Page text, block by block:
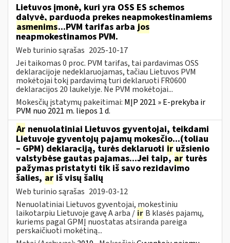
Lietuvos įmonė, kuri yra OSS ES schemos
dalyvė, parduoda prekes neapmokestinamiems
asmenims...PVM tarifas arba jos
neapmokestinamos PVM.
Web turinio sąrašas 2025-10-17
Jei taikomas 0 proc. PVM tarifas, tai pardavimas OSS
deklaracijoje nedeklaruojamas, tačiau Lietuvos PVM
mokėtojai tokį pardavimą turi deklaruoti FR0600
deklaracijos 20 laukelyje. Ne PVM mokėtojai...
Mokesčių įstatymų pakeitimai: MĮP 2021 » E-prekyba ir
PVM nuo 2021 m. liepos 1 d.
Ar nenuolatiniai Lietuvos gyventojai, teikdami
Lietuvoje gyventojų pajamų mokesčio...(toliau
– GPM) deklaraciją, turės deklaruoti ir užsienio
valstybėse gautas pajamas...Jei taip,ar turės
pažymas pristatyti tik iš savo rezidavimo
šalies, ar iš visų šalių
Web turinio sąrašas 2019-03-12
Nenuolatiniai Lietuvos gyventojai, mokestiniu
laikotarpiu Lietuvoje gavę A arba / ir B klasės pajamų,
kuriems pagal GPMĮ nuostatas atsiranda pareiga
perskaičiuoti mokėtiną...